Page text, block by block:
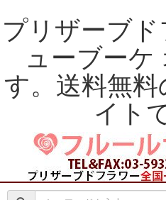
プリザーブ
ューブー
す。送料無
イト